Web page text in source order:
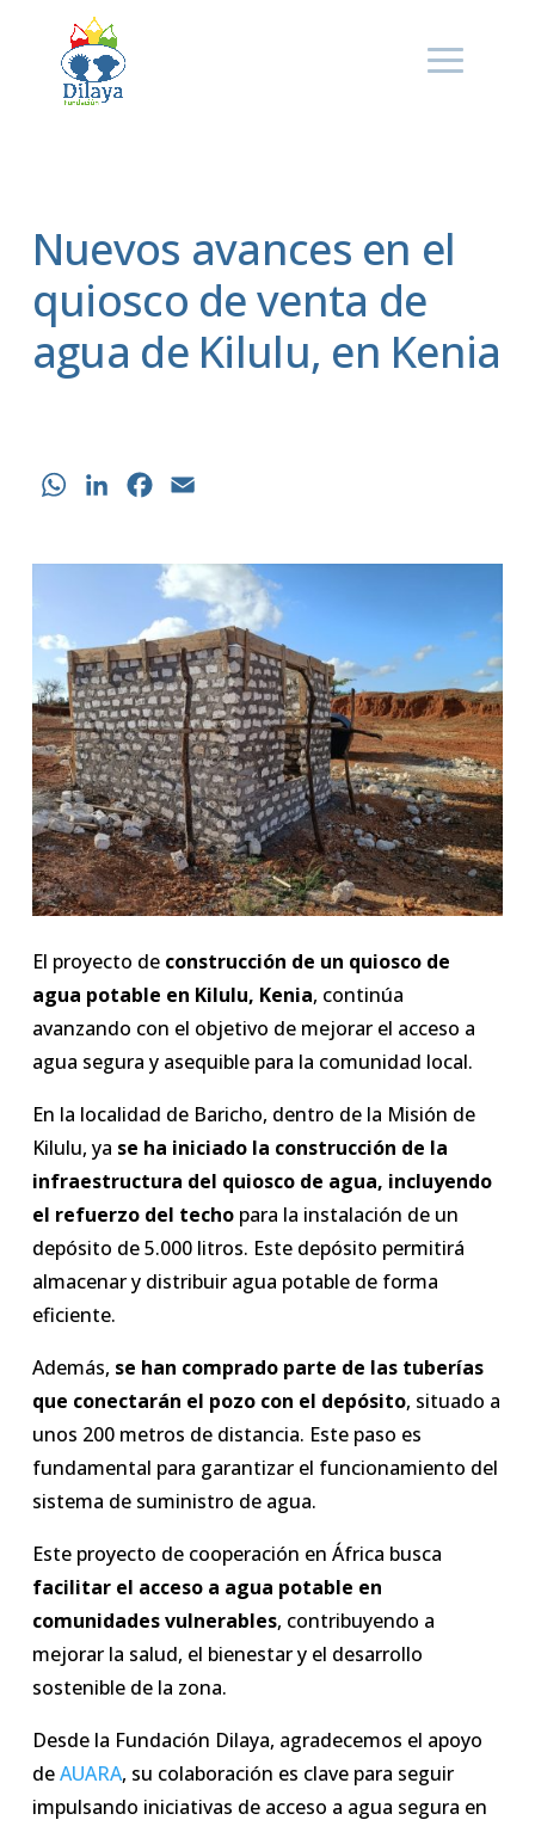
Nuevos avances en el
quiosco de venta de
agua de Kilulu, en Kenia
WhatsAppLinkedInFacebook
El proyecto de construcción de un quiosco de
agua potable en Kilulu, Kenia, continúa
avanzando con el objetivo de mejorar el acceso a
agua segura y asequible para la comunidad local.
En la localidad de Baricho, dentro de la Misión de
Kilulu, ya se ha iniciado la construcción de la
infraestructura del quiosco de agua, incluyendo
el refuerzo del techopara la instalación de un
depósito de 5.000 litros. Este depósito permitirá
almacenar y distribuir agua potable de forma
eficiente.
Además, se han comprado parte de las tuberías
que conectarán el pozo con el depósito, situado a
unos 200 metros de distancia. Este paso es
fundamental para garantizar el funcionamiento del
sistema de suministro de agua.
Este proyecto de cooperación en África busca
facilitar el acceso a agua potable en
comunidades vulnerables, contribuyendo a
mejorar la salud, el bienestar y el desarrollo
sostenible de la zona.
Desde la Fundación Dilaya, agradecemos el apoyo
deAUARA, su colaboración es clave para seguir
impulsando iniciativas de acceso a agua segura en